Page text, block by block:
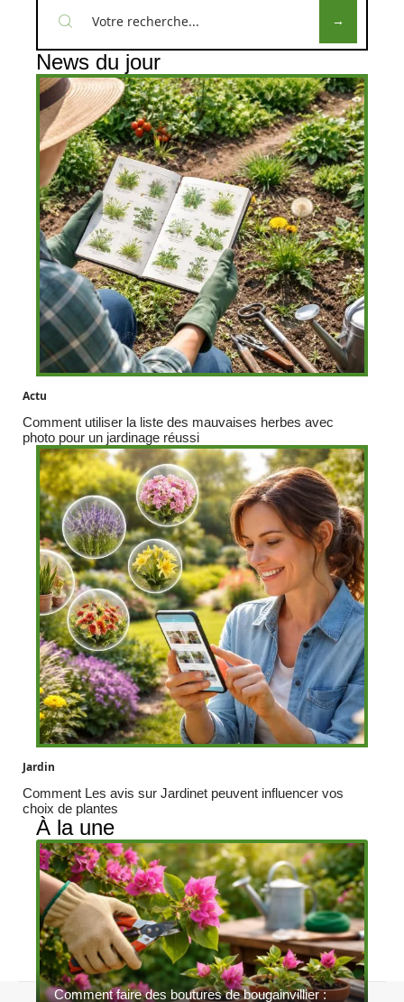
News du jour
Actu
Comment utiliser la liste des mauvaises herbes avec
photo pour un jardinage réussi
Jardin
Comment Les avis sur Jardinet peuvent influencer vos
choix de plantes
À la une
Comment faire des boutures de bougainvillier :